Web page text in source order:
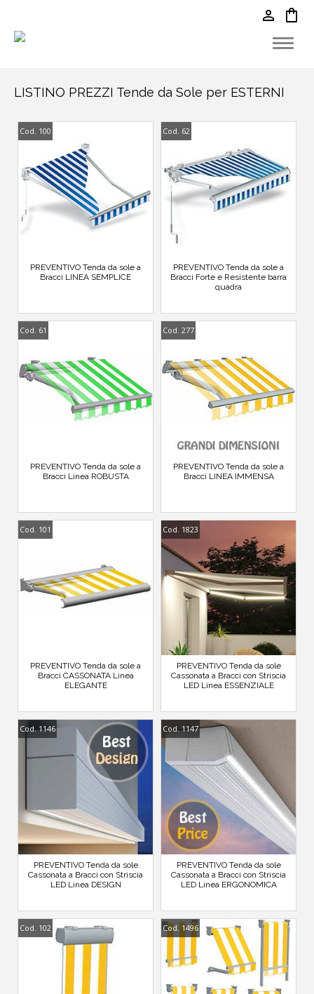
person shopping_bag
LISTINO PREZZI Tende da Sole per ESTERNI
Cod. 100
PREVENTIVO Tenda da sole a
Bracci LINEA SEMPLICE
Cod. 62
PREVENTIVO Tenda da sole a
Bracci Forte e Resistente barra
quadra
Cod. 61
PREVENTIVO Tenda da sole a
Bracci Linea ROBUSTA
Cod. 277
PREVENTIVO Tenda da sole a
Bracci LINEA IMMENSA
Cod. 101
PREVENTIVO Tenda da sole a
Bracci CASSONATA Linea
ELEGANTE
Cod. 1823
PREVENTIVO Tenda da sole
Cassonata a Bracci con Striscia
LED Linea ESSENZIALE
Cod. 1146
PREVENTIVO Tenda da sole
Cassonata a Bracci con Striscia
LED Linea DESIGN
Cod. 1147
PREVENTIVO Tenda da sole
Cassonata a Bracci con Striscia
LED Linea ERGONOMICA
Cod. 102 Cod. 1496